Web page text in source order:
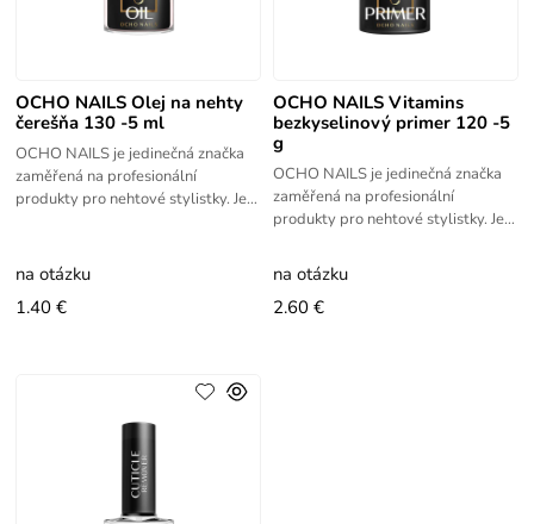
OCHO NAILS Olej na nehty
čerešňa 130 -5 ml
OCHO NAILS je jedinečná značka
zaměřená na profesionální
produkty pro nehtové stylistky. Její
na otázku
1.40 €
OCHO NAILS Vitamins
bezkyselinový primer 120 -5
g
OCHO NAILS je jedinečná značka
zaměřená na profesionální
produkty pro nehtové stylistky. Její
gely, specializované lampy a
na otázku
2.60 €